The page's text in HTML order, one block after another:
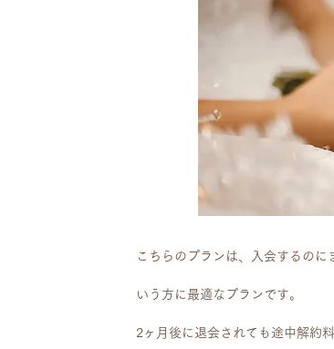
こちらのプランは、入会するの
いう方に最適なプランです。
2ヶ月後に退会されても途中解約